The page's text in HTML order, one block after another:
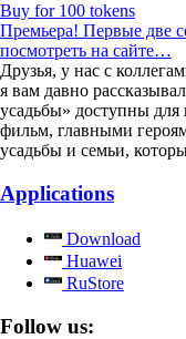
Buy for 100 tokens
Премьера! Первые две
посмотреть на сайте…
Друзья, у нас с
я вам давно
усадьбы» доступны
фильм, главными
усадьбы и семьи,
Applications
Download
Huawei
RuStore
Follow us: